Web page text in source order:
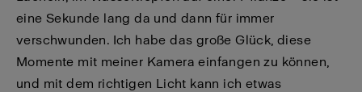
eine Sekunde lang da und dann für immer
verschwunden. Ich habe das große Glück, diese
Momente mit meiner Kamera einfangen zu können,
und mit dem richtigen Licht kann ich etwas